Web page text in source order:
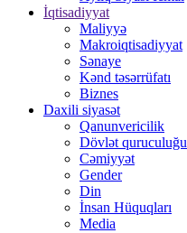
İqtisadiyyat
Maliyyə
Makroiqtisadiyyat
Sənaye
Kənd təsərrüfatı
Biznes
Daxili siyasət
Qanunvericilik
Dövlət quruculuğu
Cəmiyyət
Gender
Din
İnsan Hüquqları
Media